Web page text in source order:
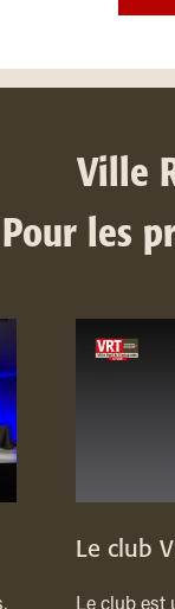
Ville
Pour les
Le club